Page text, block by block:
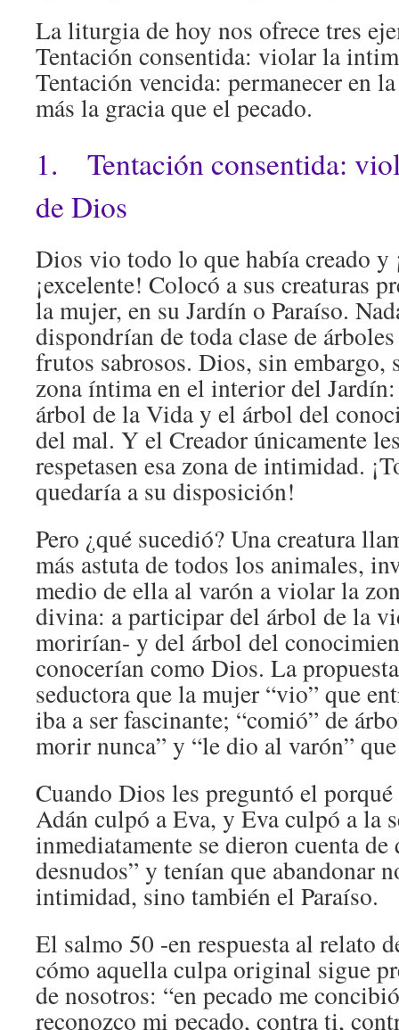
La liturgia de hoy nos ofrece tres
Tentación consentida: violar la
Tentación vencida: permanecer en
más la gracia que el pecado.
1. Tentación consentida:
de Dios
Dios vio todo lo que había creado y
¡excelente! Colocó a sus creaturas
la mujer, en su Jardín o Paraíso.
dispondrían de toda clase de
frutos sabrosos. Dios, sin embargo,
zona íntima en el interior del
árbol de la Vida y el árbol del
del mal. Y el Creador únicamente
respetasen esa zona de intimidad.
quedaría a su disposición!
Pero ¿qué sucedió? Una creatura
más astuta de todos los animales,
medio de ella al varón a violar la
divina: a participar del árbol de la
morirían- y del árbol del
conocerían como Dios. La
seductora que la mujer “vio” que
iba a ser fascinante; “comió” de
morir nunca” y “le dio al varón”
Cuando Dios les preguntó el porqué
Adán culpó a Eva, y Eva culpó a la
inmediatamente se dieron cuenta de
desnudos” y tenían que abandonar
intimidad, sino también el Paraíso.
El salmo 50 -en respuesta al relato
cómo aquella culpa original sigue
de nosotros: “en pecado me
reconozco mi pecado, contra ti,